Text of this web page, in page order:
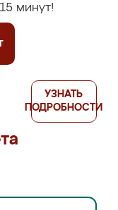
минут!
УЗНАТЬ
ПОДРОБНОСТИ